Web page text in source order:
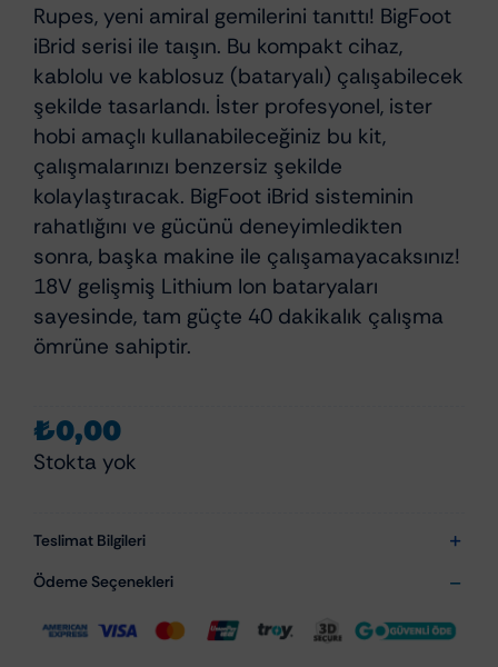
Rupes, yeni amiral gemilerini tanıttı! BigFoot
iBrid serisi ile taışın. Bu kompakt cihaz,
kablolu ve kablosuz (bataryalı) çalışabilecek
şekilde tasarlandı. İster profesyonel, ister
hobi amaçlı kullanabileceğiniz bu kit,
çalışmalarınızı benzersiz şekilde
kolaylaştıracak. BigFoot iBrid sisteminin
rahatlığını ve gücünü deneyimledikten
sonra, başka makine ile çalışamayacaksınız!
18V gelişmiş Lithium Ion bataryaları
sayesinde, tam güçte 40 dakikalık çalışma
ömrüne sahiptir.
₺0,00
Stokta yok
Teslimat Bilgileri
Ödeme Seçenekleri